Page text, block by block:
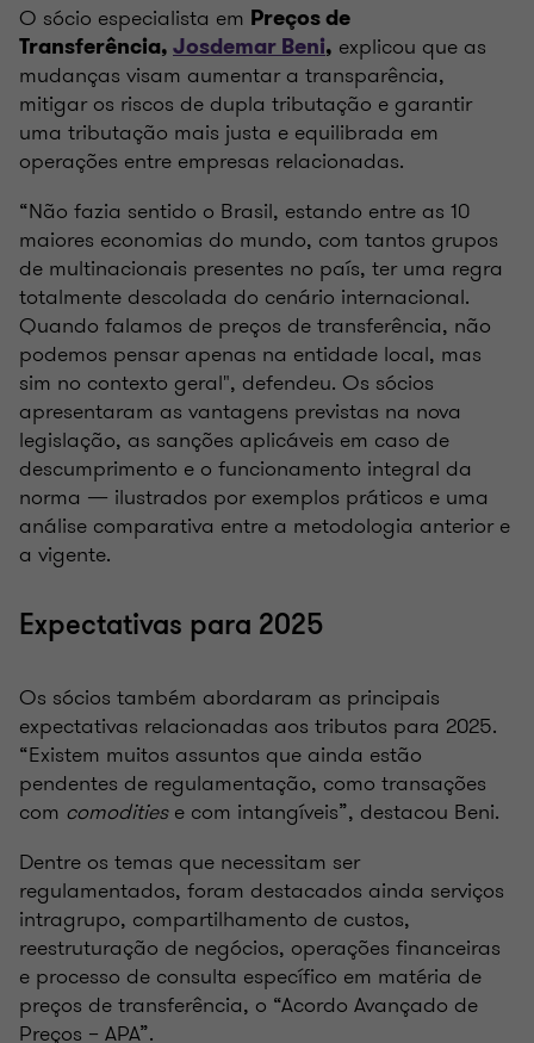
O sócio especialista em Preços de
Transferência, Josdemar Beni, explicou que as
mudanças visam aumentar a transparência,
mitigar os riscos de dupla tributação e garantir
uma tributação mais justa e equilibrada em
operações entre empresas relacionadas.
“Não fazia sentido o Brasil, estando entre as 10
maiores economias do mundo, com tantos grupos
de multinacionais presentes no país, ter uma regra
totalmente descolada do cenário internacional.
Quando falamos de preços de transferência, não
podemos pensar apenas na entidade local, mas
sim no contexto geral", defendeu. Os sócios
apresentaram as vantagens previstas na nova
legislação, as sanções aplicáveis em caso de
descumprimento e o funcionamento integral da
norma — ilustrados por exemplos práticos e uma
análise comparativa entre a metodologia anterior e
a vigente.
Expectativas para 2025
Os sócios também abordaram as principais
expectativas relacionadas aos tributos para 2025.
“Existem muitos assuntos que ainda estão
pendentes de regulamentação, como transações
com comoditiese com intangíveis”, destacou Beni.
Dentre os temas que necessitam ser
regulamentados, foram destacados ainda serviços
intragrupo, compartilhamento de custos,
reestruturação de negócios, operações financeiras
e processo de consulta específico em matéria de
preços de transferência, o “Acordo Avançado de
Preços – APA”.